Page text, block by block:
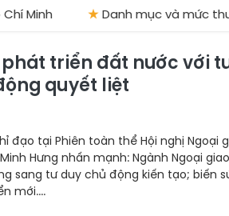
★ Danh mục và mức thu dịch vụ hỗ
triển đất nước với
quyết liệt
đạo tại Phiên toàn thể Hội nghị Ngoại
Hưng nhấn mạnh: Ngành Ngoại
sang tư duy chủ động kiến tạo; biến
mới....